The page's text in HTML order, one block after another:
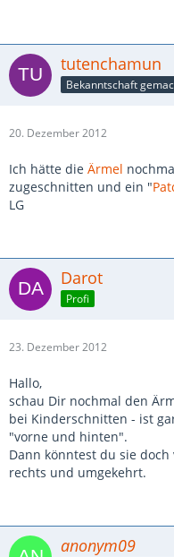
tutenchamun
Bekanntschaft
20. Dezember 2012
Ich hätte die Ärmel
zugeschnitten und ein "
LG
Darot
Profi
23. Dezember 2012
Hallo,
schau Dir nochmal den
bei Kinderschnitten - ist
"vorne und hinten".
Dann könntest du sie
rechts und umgekehrt.
anonym09